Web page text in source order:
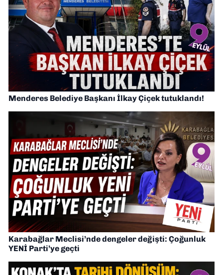
Menderes Belediye Başkanı İlkay Çiçek tutuklandı!
Karabağlar Meclisi’nde dengeler değişti: Çoğunluk
YENİ Parti’ye geçti